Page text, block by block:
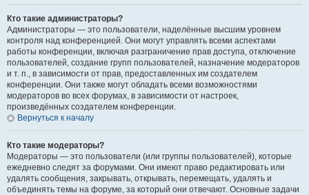
Кто такие администраторы?
Администраторы — это пользователи, наделённые высшим уровнем
контроля над конференцией. Они могут управлять всеми аспектами
работы конференции, включая разграничение прав доступа, отключение
пользователей, создание групп пользователей, назначение модераторов
и т. п., в зависимости от прав, предоставленных им создателем
конференции. Они также могут обладать всеми возможностями
модераторов во всех форумах, в зависимости от настроек,
произведённых создателем конференции.
Вернуться к началу
Кто такие модераторы?
Модераторы — это пользователи (или группы пользователей), которые
ежедневно следят за форумами. Они имеют право редактировать или
удалять сообщения, закрывать, открывать, перемещать, удалять и
объединять темы на форуме, за который они отвечают. Основные задачи